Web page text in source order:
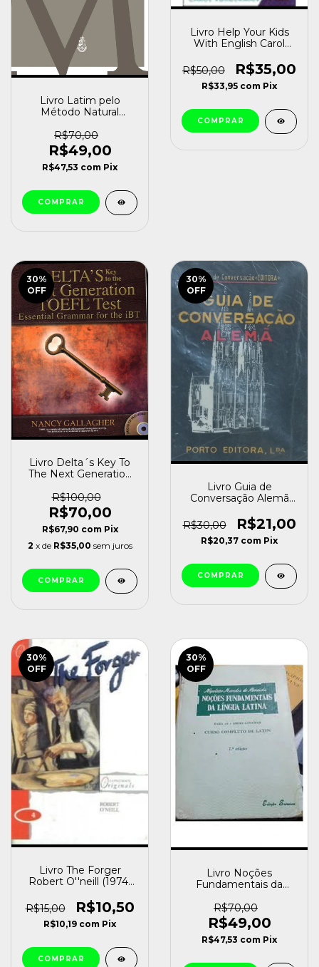
Livro Latim pelo
Método Natural
Respostas dos
Volumes I, Ii e Iii Padre
William Most [novo]
R$70,00
R$49,00
R$47,53 com Pix
Livro Help Your Kids
With English Carol
R$50,00
R$35,00
R$33,95 com Pix
30%
OFF
Livro Delta´s Key To
The Next Generation
Grammar For The Ibt
Nancy Gallagher
[usado]
R$100,00
R$70,00
R$67,90 com Pix
2 x de R$35,00 sem juros
30%
OFF
Livro Guia de
Conversação Alemã
(1983) [usado]
R$30,00 R$21,00
R$20,37 com Pix
30%
OFF
Livro The Forger
Robert O''neill (1974)
R$15,00
R$10,50
R$10,19 com Pix
30%
OFF
Livro Noções
Fundamentais da
Séries Ginasiais
Napoleão Mendes de
Almeida (1959) [usado]
R$70,00
R$49,00
R$47,53 com Pix